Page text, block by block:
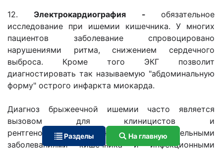
12. Электрокардиография -обязательное
исследование при ишемии кишечника. У многих
пациентов заболевание спровоцировано
нарушениями ритма, снижением сердечного
выброса. Кроме того ЭКГ позволит
диагностировать так называемую "абдоминальную
форму" острого инфаркта миокарда.
Диагноз брыжеечной ишемии часто является
вызовом для клиницистов и
рентгенологов. Пациенты с воспалительными
заболеваниями кишечника и инфекционными
Разделы На главную